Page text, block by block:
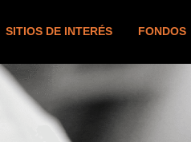
SITIOS DE INTERÉS FONDOS